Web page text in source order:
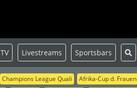
Champions League Quali Afrika-Cup d. Frauen
TV Livestreams Sportsbars